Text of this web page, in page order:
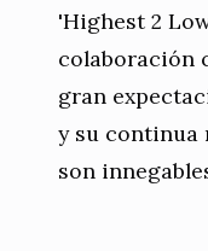
'Highest 2
colaboración
gran
y su continua
son